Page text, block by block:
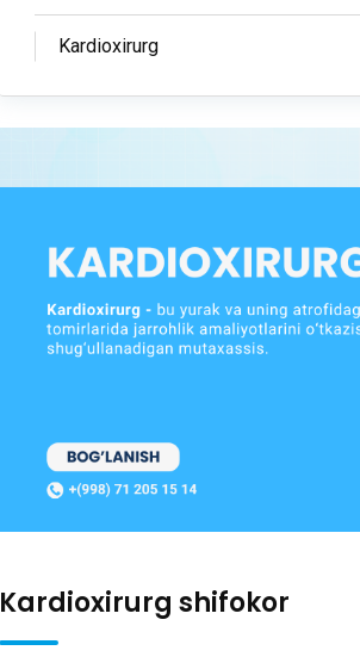
Kardioxirurg
Kardioxirurg shifokor